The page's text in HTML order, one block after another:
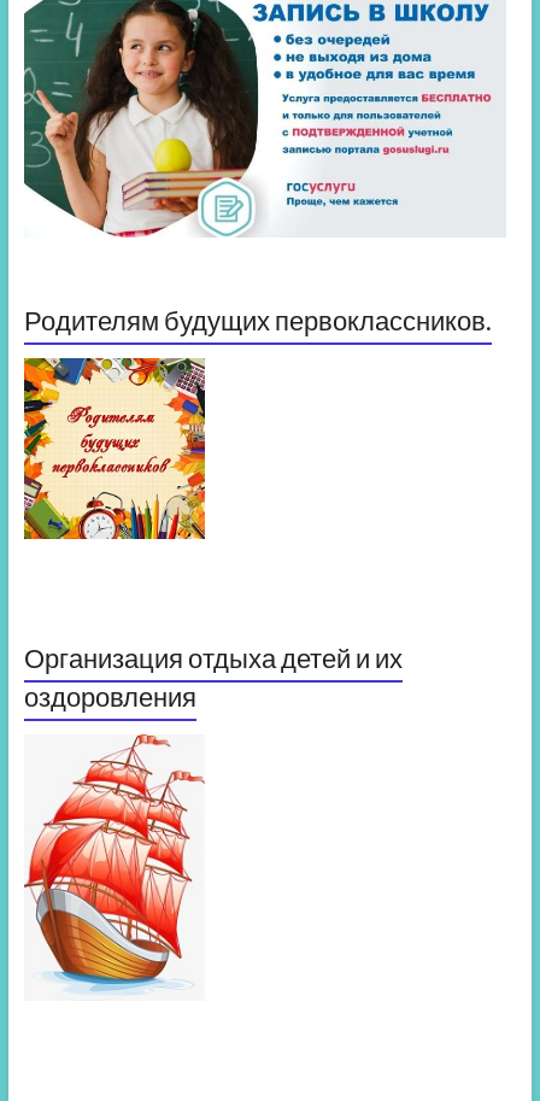
Родителям будущих первоклассников.
Организация отдыха детей и их
оздоровления